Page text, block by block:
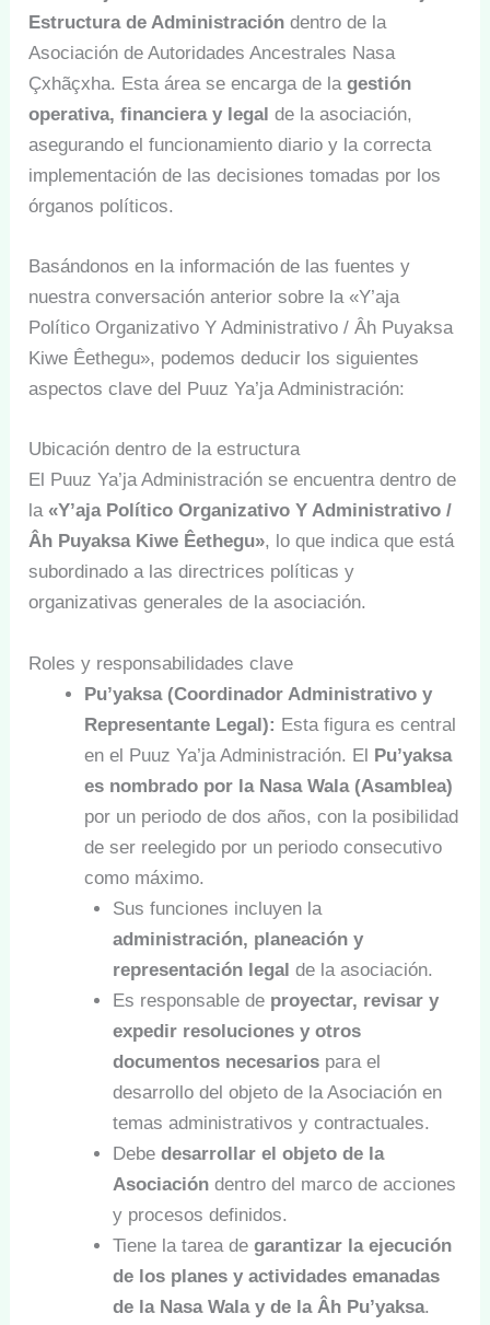
Estructura de Administración dentro de la
Asociación de Autoridades Ancestrales Nasa
Çxhãçxha. Esta área se encarga de lagestión
operativa, financiera y legal de la asociación,
asegurando el funcionamiento diario y la correcta
implementación de las decisiones tomadas por los
órganos políticos.
Basándonos en la información de las fuentes y
nuestra conversación anterior sobre la «Y’aja
Político Organizativo Y Administrativo / Âh Puyaksa
Kiwe Êethegu», podemos deducir los siguientes
aspectos clave del Puuz Ya’ja Administración:
Ubicación dentro de la estructura
El Puuz Ya’ja Administración se encuentra dentro de
la«Y’aja Político Organizativo Y Administrativo /
Âh Puyaksa Kiwe Êethegu», lo que indica que está
subordinado a las directrices políticas y
organizativas generales de la asociación.
Roles y responsabilidades clave
Pu’yaksa (Coordinador Administrativo y
Representante Legal): Esta figura es central
en el Puuz Ya’ja Administración. El Pu’yaksa
es nombrado por la Nasa Wala (Asamblea)
por un periodo de dos años, con la posibilidad
de ser reelegido por un periodo consecutivo
como máximo.
Sus funciones incluyen la
administración, planeación y
representación legal de la asociación.
Es responsable de proyectar, revisar y
expedir resoluciones y otros
documentos necesariospara el
desarrollo del objeto de la Asociación en
temas administrativos y contractuales.
Debe desarrollar el objeto de la
Asociacióndentro del marco de acciones
y procesos definidos.
Tiene la tarea de garantizar la ejecución
de los planes y actividades emanadas
de la Nasa Wala y de la Âh Pu’yaksa.